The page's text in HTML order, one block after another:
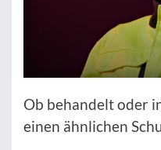
Ob behandelt oder
einen ähnlichen